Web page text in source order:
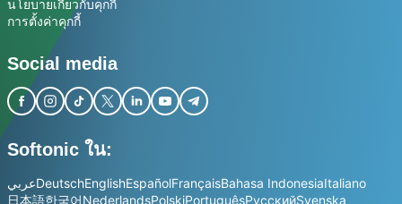
นโยบายเกี่ยวกับคุกกี้
การตั้งค่าคุกกี้
Social media
Softonic ใน:
عربيDeutschEnglishEspañolFrançaisBahasa IndonesiaItaliano
日本語한국어NederlandsPolskiPortuguêsРусскийSvenska